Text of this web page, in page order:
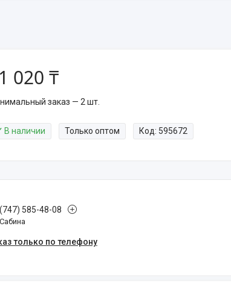
020 ₸
заказ — 2 шт.
В наличии Только оптом Код: 595672
585-48-08
Сабина
только по телефону